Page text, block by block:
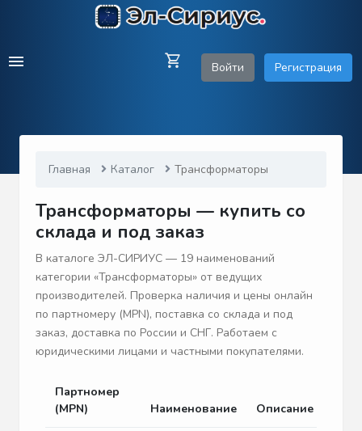
Войти Регистрация
Главная Каталог Трансформаторы
Трансформаторы — купить со
склада и под заказ
В каталоге ЭЛ-СИРИУС — 19 наименований
категории «Трансформаторы» от ведущих
производителей. Проверка наличия и цены онлайн
по партномеру (MPN), поставка со склада и под
заказ, доставка по России и СНГ. Работаем с
юридическими лицами и частными покупателями.
Партномер
(MPN)
Наименование Описание